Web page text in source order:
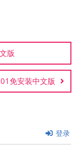
版
免安装中文版
登录